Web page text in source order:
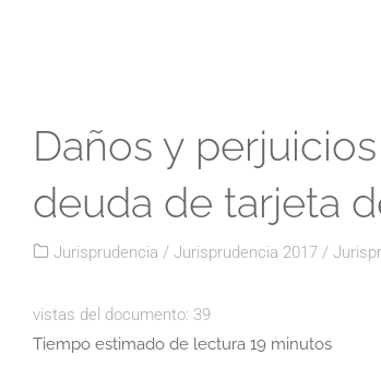
Daños y
deuda de tarjeta
Jurisprudencia / Jurisprudencia 2017 /
vistas del documento: 39
Tiempo estimado de lectura 19 minutos